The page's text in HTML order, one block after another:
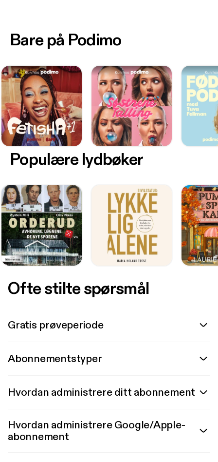
Bare på Podimo
Populære lydbøker
Ofte stilte spørsmål
Gratis prøveperiode
Abonnementstyper
Hvordan administrere ditt abonnement
Hvordan administrere Google/Apple-
abonnement